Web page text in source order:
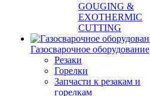
GOUGING &
EXOTHERMIC
CUTTING
Газосварочное оборудование
Резаки
Горелки
Запчасти к резакам и
горелкам